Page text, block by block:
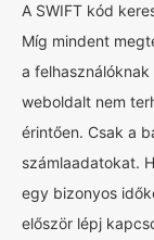
A SWIFT kód
Míg mindent
a
weboldalt nem
érintően. Csak a
számlaadatokat.
egy bizonyos
először lépj